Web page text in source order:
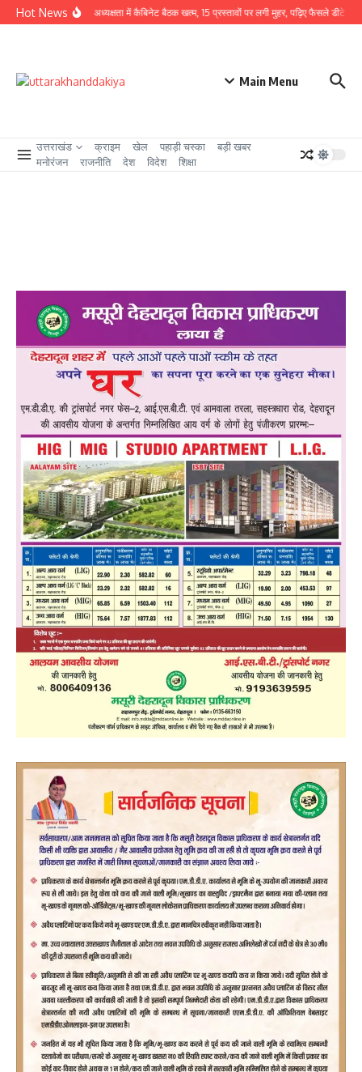
Skip to content
Hot NewsCM धामी की अध्यक्षता में कैबिनेट बैठक खत्म, 15 प्रस्तावों पर लगी मुहर, पढ़िए फैसले डीटेल से
Main Menu
उत्तराखंड क्राइम खेल पहाड़ी चस्का
बड़ी खबर
मनोरंजन
राजनीति देश विदेश शिक्षा